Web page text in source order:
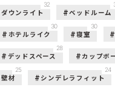
ダウンライト
32
ベッドルーム
ホテルライク
30
寝室
30
デッドスペース
28
カップボ
壁材
25
シンデレラフィット
24